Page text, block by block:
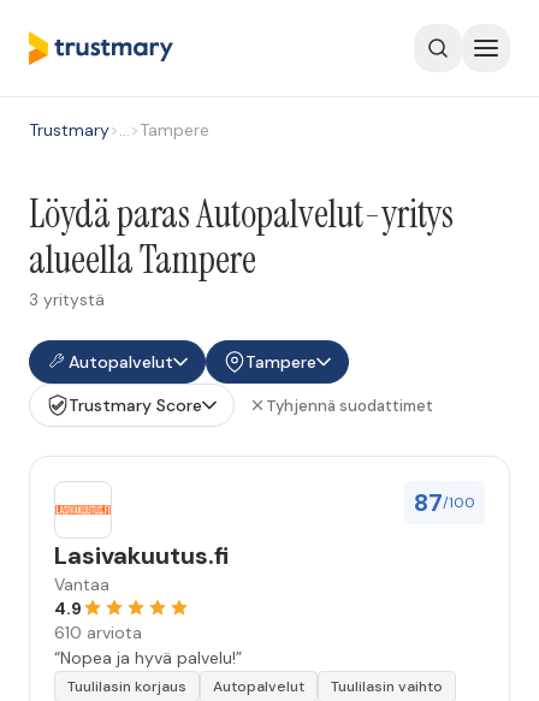
Trustmary>…>Tampere
Löydä paras Autopalvelut-yritys
alueella Tampere
3 yritystä
Autopalvelut
Tampere
Trustmary Score
Tyhjennä suodattimet
87/100
Lasivakuutus.fi
Vantaa
4.9
610 arviota
“Nopea ja hyvä palvelu!”
Tuulilasin korjaus Autopalvelut
Tuulilasin vaihto